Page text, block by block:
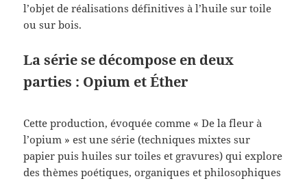
l’objet de réalisations définitives à l’huile sur toile
ou sur bois.
La série se décompose en deux
parties : Opium et Éther
Cette production, évoquée comme « De la fleur à
l’opium » est une série (techniques mixtes sur
papier puis huiles sur toiles et gravures) qui explore
des thèmes poétiques, organiques et philosophiques